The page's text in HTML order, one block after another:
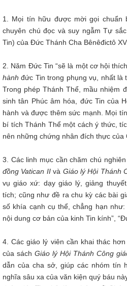
1. Mọi tín hữu được mời gọi
chuyên chú đọc và suy ngẫm Tự sắc
Tin) của Đức Thánh Cha Bênêđictô
2. Năm Đức Tin “sẽ là một cơ hội
hành đức Tin trong phụng vụ, nhất là
Trong phép Thánh Thể, mầu nhiệm
sinh tân Phúc âm hóa, đức Tin của
hành và được thêm sức mạnh. Mọi
bí tích Thánh Thể một cách ý thức,
nên những chứng nhân đích thực của
3. Các linh mục cần chăm chú
đồng Vatican IIvà Giáo lý Hội Thánh
vụ giáo xứ: dạy giáo lý, giảng
tích; cũng như đề ra chu kỳ các bài
số khía cạnh cụ thể, chẳng hạn như:
nội dung cơ bản của kinh Tin kính”,
4. Các giáo lý viên cần khai thác
của sách Giáo lý Hội Thánh Công
dẫn của cha sở, giúp các nhóm tín
nghĩa sâu xa của văn kiện quý báu